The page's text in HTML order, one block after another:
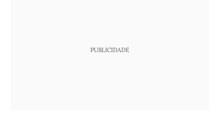
PUBLICIDADE